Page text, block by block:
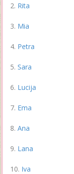
Rita
Mia
Petra
Sara
Lucija
Ema
Ana
Lana
Iva